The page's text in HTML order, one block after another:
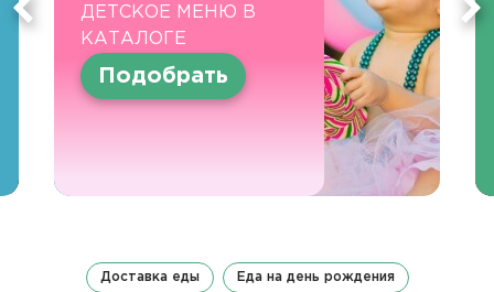
ДЕТСКОЕ МЕНЮ В
КАТАЛОГЕ
Подобрать
Доставка еды Еда на день рождения